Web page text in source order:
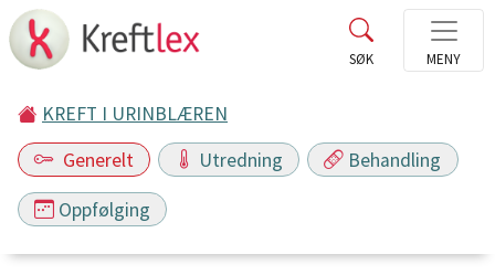
KREFT I URINBLÆREN
Generelt
Utredning Behandling
Oppfølging